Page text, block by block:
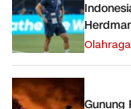
Olahraga
Gunung